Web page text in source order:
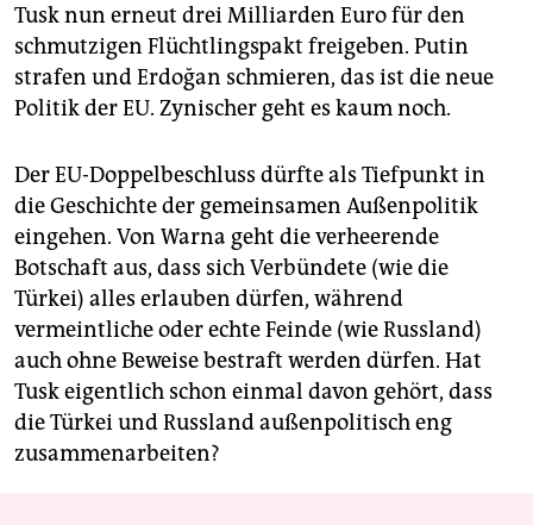
Tusk nun erneut drei Milliarden Euro für den
schmutzigen Flüchtlingspakt freigeben. Putin
strafen und Erdoğan schmieren, das ist die neue
Politik der EU. Zynischer geht es kaum noch.
Der EU-Doppelbeschluss dürfte als Tiefpunkt in
die Geschichte der gemeinsamen Außenpolitik
eingehen. Von Warna geht die verheerende
Botschaft aus, dass sich Verbündete (wie die
Türkei) alles erlauben dürfen, während
vermeintliche oder echte Feinde (wie Russland)
auch ohne Beweise bestraft werden dürfen. Hat
Tusk eigentlich schon einmal davon gehört, dass
die Türkei und Russland außenpolitisch eng
zusammenarbeiten?